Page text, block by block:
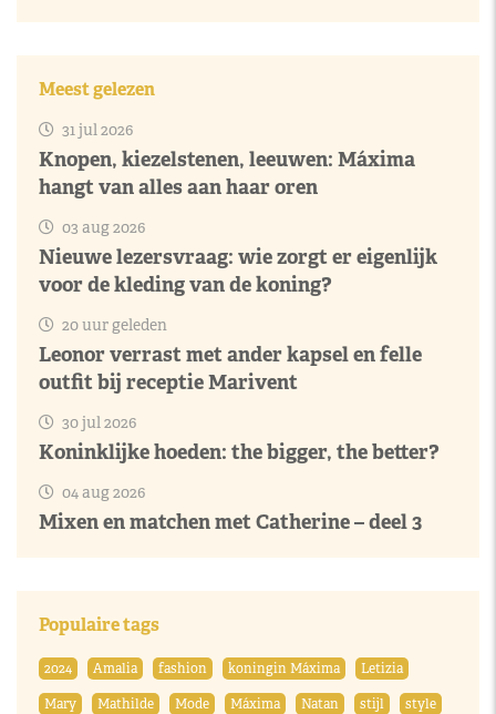
Meest gelezen
31 jul 2026
Knopen, kiezelstenen, leeuwen: Máxima
hangt van alles aan haar oren
03 aug 2026
Nieuwe lezersvraag: wie zorgt er eigenlijk
voor de kleding van de koning?
20 uur geleden
Leonor verrast met ander kapsel en felle
outfit bij receptie Marivent
30 jul 2026
Koninklijke hoeden: the bigger, the better?
04 aug 2026
Mixen en matchen met Catherine – deel 3
Populaire tags
2024 Amalia fashion koningin Máxima
Letizia
Mary
Mathilde Mode Máxima Natan stijl style